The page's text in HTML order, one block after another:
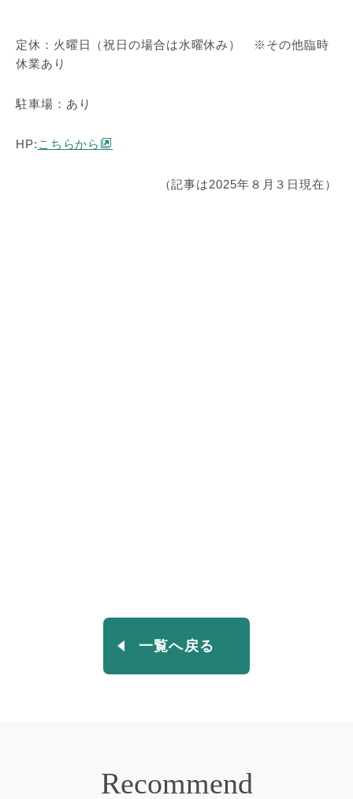
定休：火曜日（祝日の場合は水曜休み） ※その他臨時
休業あり
駐車場：あり
HP: こちらから
（記事は2025年８月３日現在）
一覧へ戻る
Recommend